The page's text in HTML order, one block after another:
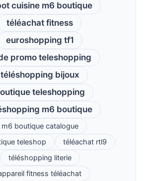
cuisine m6 boutique
téléachat fitness
euroshopping tf1
promo teleshopping
téléshopping bijoux
teleshopping
m6 boutique
m6 boutique catalogue
teleshop
téléachat rtl9
téléshopping literie
fitness téléachat